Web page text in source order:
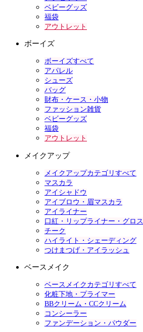
ベビーグッズ
福袋
アウトレット
ボーイズ
ボーイズすべて
アパレル
シューズ
バッグ
財布・ケース・小物
ファッション雑貨
ベビーグッズ
福袋
アウトレット
メイクアップ
メイクアップカテゴリすべて
マスカラ
アイシャドウ
アイブロウ・眉マスカラ
アイライナー
口紅・リップライナー・グロス
チーク
ハイライト・シェーディング
つけまつげ・アイラッシュ
ベースメイク
ベースメイクカテゴリすべて
化粧下地・プライマー
BBクリーム・CCクリーム
コンシーラー
ファンデーション・パウダー